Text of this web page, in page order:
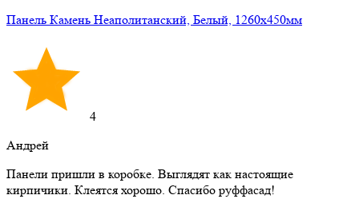
Панель Камень Неаполитанский, Белый, 1260х450мм
4
Андрей
Панели пришли в коробке. Выглядят как настоящие
кирпичики. Клеятся хорошо. Спасибо руффасад!